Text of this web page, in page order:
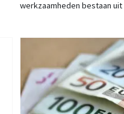
werkzaamheden bestaan